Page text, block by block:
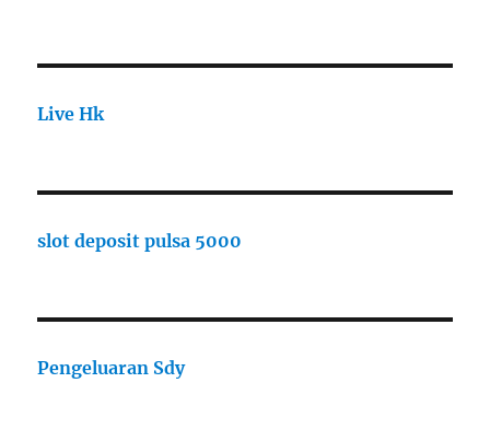
Live Hk
slot deposit pulsa 5000
Pengeluaran Sdy